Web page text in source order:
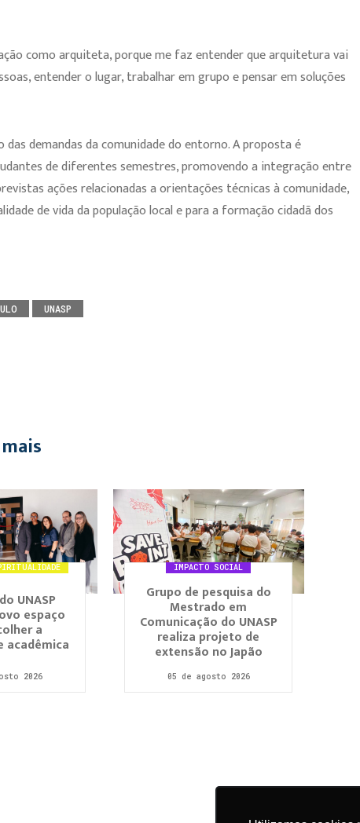
como arquiteta, porque me faz entender que arquitetura vai
entender o lugar, trabalhar em grupo e pensar em soluções
demandas da comunidade do entorno. A proposta é
de diferentes semestres, promovendo a integração entre
ações relacionadas a orientações técnicas à comunidade,
de vida da população local e para a formação cidadã dos
UNASP
UNASP
espaço
a
acadêmica
2026
IMPACTO SOCIAL
Grupo de pesquisa do
Mestrado em
Comunicação do UNASP
realiza projeto de
extensão no Japão
05 de agosto 2026